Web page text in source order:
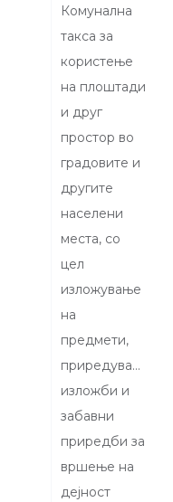
Комунална
такса за
користење
на плоштади
и друг
простор во
градовите и
другите
населени
места, со
цел
изложување
на
предмети,
приредување
изложби и
забавни
приредби за
вршење на
дејност